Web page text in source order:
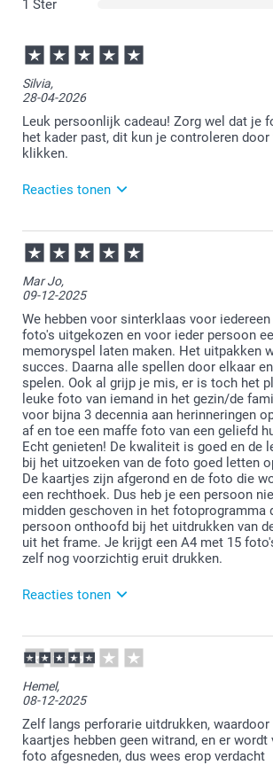
1 Ster
Silvia,
28-04-2026
Leuk persoonlijk cadeau! Zorg wel dat je
het kader past, dit kun je controleren
klikken.
Reacties tonen
29-04-2026
11:10
Bedankt voor je review. Wat fijn dat
het spel. Heel veel plezier er van!
Mar Jo,
09-12-2025
We hebben voor sinterklaas voor
foto's uitgekozen en voor ieder persoon
memoryspel laten maken. Het uitpakken
succes. Daarna alle spellen door elkaar
spelen. Ook al grijp je mis, er is toch het
leuke foto van iemand in het gezin/de
voor bijna 3 decennia aan herinneringen
af en toe een maffe foto van een geliefd
Echt genieten! De kwaliteit is goed en de
bij het uitzoeken van de foto goed letten
De kaartjes zijn afgerond en de foto die
een rechthoek. Dus heb je een persoon
midden geschoven in het fotoprogramma
persoon onthoofd bij het uitdrukken van
uit het frame. Je krijgt een A4 met 15
zelf nog voorzichtig eruit drukken.
Reacties tonen
09-12-2025
16:09
Bedankt voor je review. Wat leuk
gepersonaliseerde memospel!
wellicht tot een volgende keer.
Hemel,
08-12-2025
Zelf langs perforarie uitdrukken, waardoor
kaartjes hebben geen witrand, en er wordt
foto afgesneden, dus wees erop verdacht